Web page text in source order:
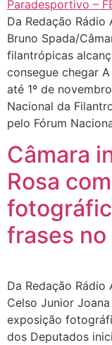
Da Redação Rádio
Bruno Spada/
filantrópicas
consegue chegar
até 1º de
Nacional da
pelo Fórum
Câmara
Rosa
frases
Da Redação Rádio
Celso Junior
exposição
dos Deputados